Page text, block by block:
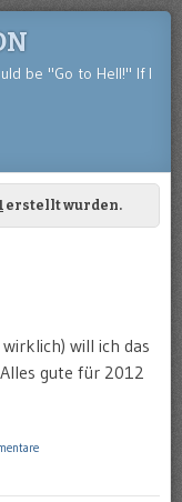
be "Go to Hell!" If I
erstellt wurden.
will ich das
gute für 2012